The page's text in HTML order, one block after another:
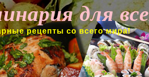
для
рецепты со всего мира!